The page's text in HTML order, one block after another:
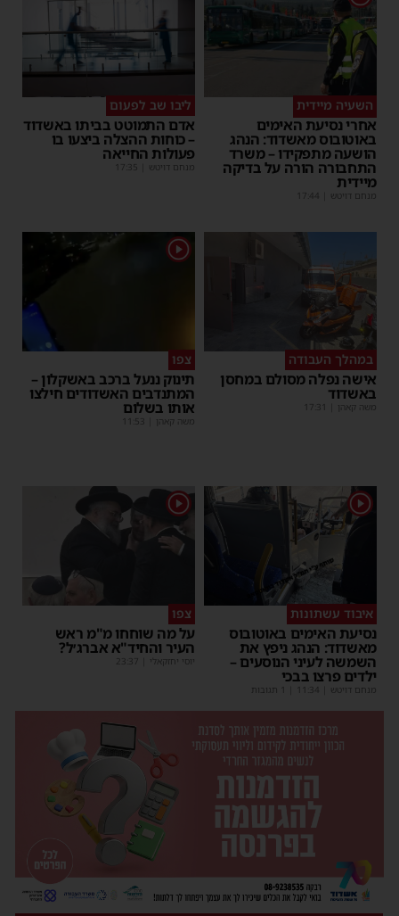
השעיה מיידית
אחרי נסיעת האימים
באוטובוס מאשדוד: הנהג
הושעה מתפקידו – משרד
התחבורה הורה על בדיקה
מיידית
מנחם דויטש |
17:44
ליבו שב לפעום
אדם התמוטט בביתו באשדוד
– כוחות ההצלה ביצעו בו
פעולות החייאה
מנחם דויטש |
17:35
במהלך העבודה
אישה נפלה מסולם במחסן
באשדוד
משה קאהן |
17:31
תינוק ננעל ברכב באשקלון –
המתנדבים האשדודים חילצו
אותו בשלום
משה קאהן |
11:53
איבוד עשתונות
נסיעת האימים באוטובוס
מאשדוד: הנהג ניפץ את
השמשה לעיני הנוסעים –
ילדים פרצו בבכי
מנחם דויטש |
11:34 | 1 תגובות
1
על מה שוחחו מ"מ ראש
העיר והחיד"א אברג׳ל?
יוסי יחזקאלי |
23:37